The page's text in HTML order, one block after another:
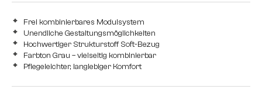
Frei kombinierbares Modulsystem
Unendliche Gestaltungsmöglichkeiten
Hochwertiger Strukturstoff Soft-Bezug
Farbton Grau – vielseitig kombinierbar
Pflegeleichter, langlebiger Komfort